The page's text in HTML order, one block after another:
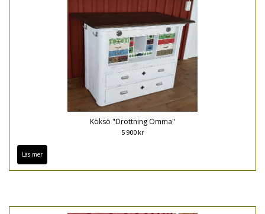
Köksö "Drottning Omma"
5 900 kr
Läs mer